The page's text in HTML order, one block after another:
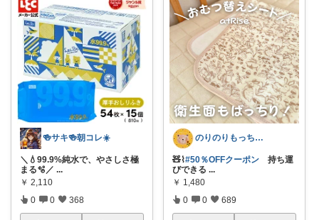
🍻サキ🍻朝コレ☀️
＼💧99.9%純水で、やさしさ極
まる🫧／ ...
￥ 2,110
0 0 368
のりのりもっち⌇１歳との楽しい暮らし🌻
🧸⌇#50％OFFクーポン 持ち運
びできる ...
￥ 1,480
0 0 689